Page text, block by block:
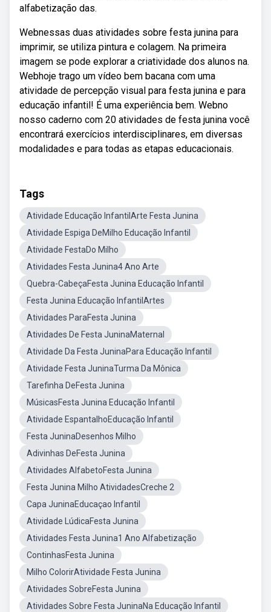
alfabetização das.
Webnessas duas atividades sobre festa junina para
imprimir, se utiliza pintura e colagem. Na primeira
imagem se pode explorar a criatividade dos alunos na.
Webhoje trago um vídeo bem bacana com uma
atividade de percepção visual para festa junina e para
educação infantil! É uma experiência bem. Webno
nosso caderno com 20 atividades de festa junina você
encontrará exercícios interdisciplinares, em diversas
modalidades e para todas as etapas educacionais.
Tags
Atividade Educação InfantilArte Festa Junina
Atividade Espiga DeMilho Educação Infantil
Atividade FestaDo Milho
Atividades Festa Junina4 Ano Arte
Quebra-CabeçaFesta Junina Educação Infantil
Festa Junina Educação InfantilArtes
Atividades ParaFesta Junina
Atividades De Festa JuninaMaternal
Atividade Da Festa JuninaPara Educação Infantil
Atividade Festa JuninaTurma Da Mônica
Tarefinha DeFesta Junina
MúsicasFesta Junina Educação Infantil
Atividade EspantalhoEducação Infantil
Festa JuninaDesenhos Milho
Adivinhas DeFesta Junina
Atividades AlfabetoFesta Junina
Festa Junina Milho AtividadesCreche 2
Capa JuninaEducaçao Infantil
Atividade LúdicaFesta Junina
Atividades Festa Junina1 Ano Alfabetização
ContinhasFesta Junina
Milho ColorirAtividade Festa Junina
Atividades SobreFesta Junina
Atividades Sobre Festa JuninaNa Educação Infantil